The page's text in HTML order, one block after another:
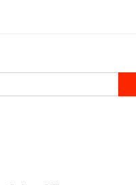
SKLEP ROKU